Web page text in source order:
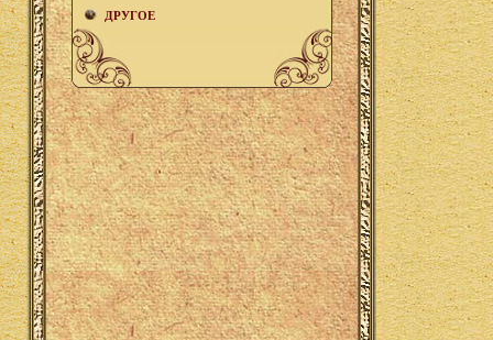
ДРУГОЕ